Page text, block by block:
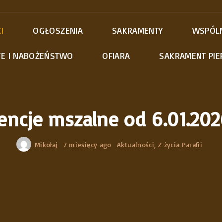
OGŁOSZENIA SAKRAMENTY
Róże
Parafialny
I NABOŻEŃSTWO OFIARA SAKRAMENT
mszalne od
Mikołaj 7 miesięcy ago Aktualności Z życia Parafii